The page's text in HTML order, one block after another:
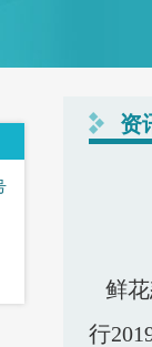
资
鲜花
行